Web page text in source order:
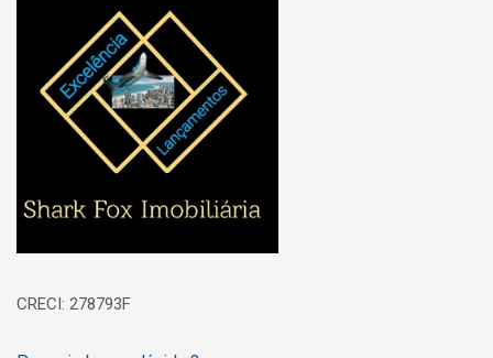
Página inicial
CRECI: 278793F